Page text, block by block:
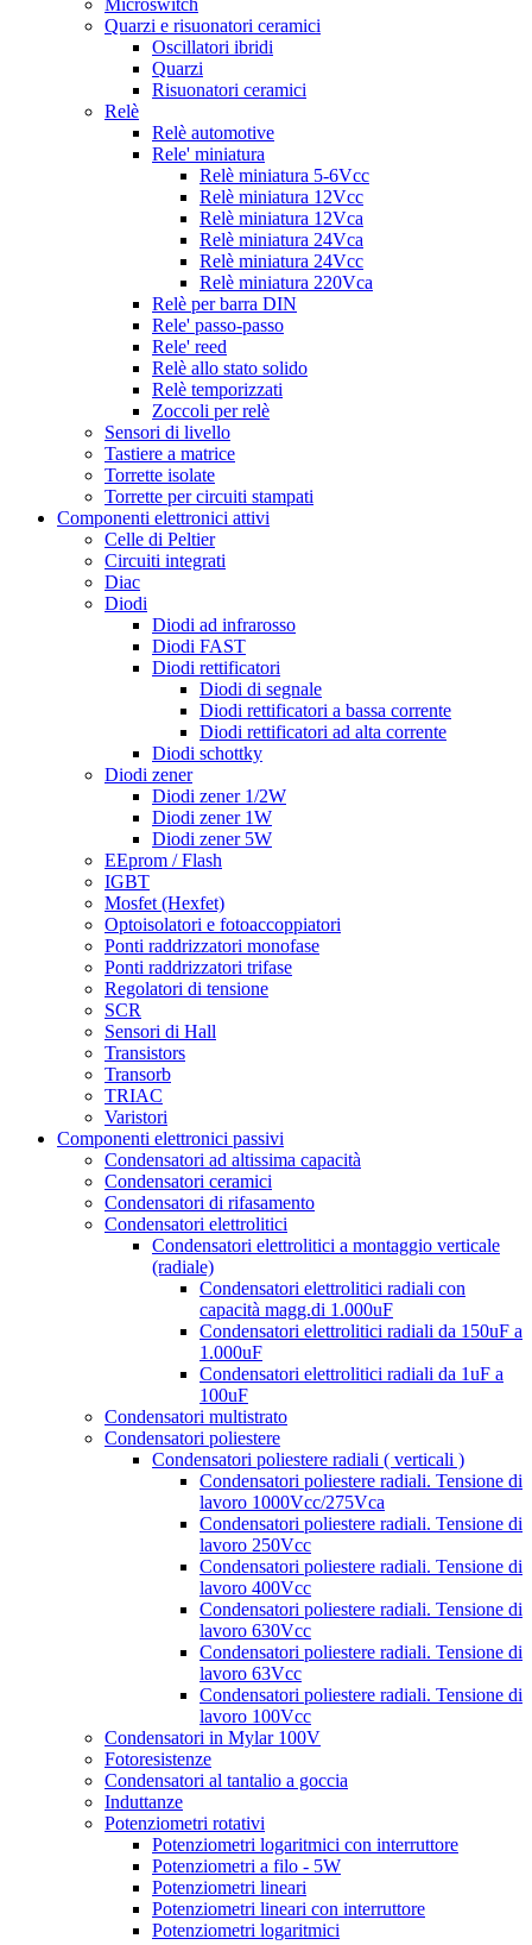
Microswitch
Quarzi e risuonatori ceramici
Oscillatori ibridi
Quarzi
Risuonatori ceramici
Relè
Relè automotive
Rele' miniatura
Relè miniatura 5-6Vcc
Relè miniatura 12Vcc
Relè miniatura 12Vca
Relè miniatura 24Vca
Relè miniatura 24Vcc
Relè miniatura 220Vca
Relè per barra DIN
Rele' passo-passo
Rele' reed
Relè allo stato solido
Relè temporizzati
Zoccoli per relè
Sensori di livello
Tastiere a matrice
Torrette isolate
Torrette per circuiti stampati
Componenti elettronici attivi
Celle di Peltier
Circuiti integrati
Diac
Diodi
Diodi ad infrarosso
Diodi FAST
Diodi rettificatori
Diodi di segnale
Diodi rettificatori a bassa corrente
Diodi rettificatori ad alta corrente
Diodi schottky
Diodi zener
Diodi zener 1/2W
Diodi zener 1W
Diodi zener 5W
EEprom / Flash
IGBT
Mosfet (Hexfet)
Optoisolatori e fotoaccoppiatori
Ponti raddrizzatori monofase
Ponti raddrizzatori trifase
Regolatori di tensione
SCR
Sensori di Hall
Transistors
Transorb
TRIAC
Varistori
Componenti elettronici passivi
Condensatori ad altissima capacità
Condensatori ceramici
Condensatori di rifasamento
Condensatori elettrolitici
Condensatori elettrolitici a montaggio verticale
(radiale)
Condensatori elettrolitici radiali con
capacità magg.di 1.000uF
Condensatori elettrolitici radiali da 150uF a
1.000uF
Condensatori elettrolitici radiali da 1uF a
100uF
Condensatori multistrato
Condensatori poliestere
Condensatori poliestere radiali ( verticali )
Condensatori poliestere radiali. Tensione di
lavoro 1000Vcc/275Vca
Condensatori poliestere radiali. Tensione di
lavoro 250Vcc
Condensatori poliestere radiali. Tensione di
lavoro 400Vcc
Condensatori poliestere radiali. Tensione di
lavoro 630Vcc
Condensatori poliestere radiali. Tensione di
lavoro 63Vcc
Condensatori poliestere radiali. Tensione di
lavoro 100Vcc
Condensatori in Mylar 100V
Fotoresistenze
Condensatori al tantalio a goccia
Induttanze
Potenziometri rotativi
Potenziometri logaritmici con interruttore
Potenziometri a filo - 5W
Potenziometri lineari
Potenziometri lineari con interruttore
Potenziometri logaritmici